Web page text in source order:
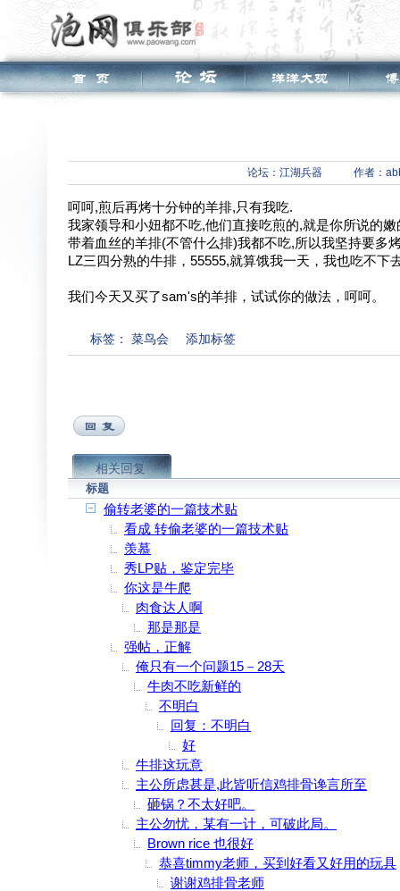
论坛： 江湖兵器 作者：
呵呵,煎后再烤十分钟的羊排,只有我吃.
我家领导和小妞都不吃,他们直接吃煎的,就是你所说的嫩
带着血丝的羊排(不管什么排)我都不吃,所以我坚持要多
LZ三四分熟的牛排，55555,就算饿我一天，我也吃不下
我们今天又买了sam's的羊排，试试你的做法，呵呵。
标签： 菜鸟会 添加标签
相关回复
标题
偷转老婆的一篇技术贴
看成 转偷老婆的一篇技术贴
羡慕
秀LP贴，鉴定完毕
你这是牛爬
肉食达人啊
那是那是
强帖，正解
俺只有一个问题15－28天
牛肉不吃新鲜的
不明白
回复：不明白
好
牛排这玩意
主公所虑甚是,此皆听信鸡排骨谗言所至
砸锅？不太好吧。
主公勿忧，某有一计，可破此局。
Brown rice 也很好
恭喜timmy老师，买到好看又好用的玩具
谢谢鸡排骨老师